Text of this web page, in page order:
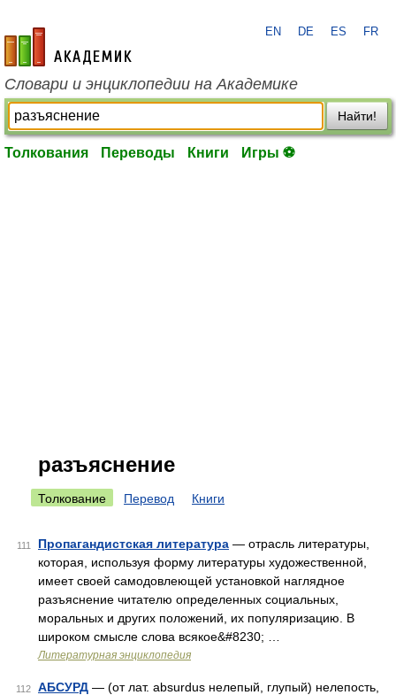
academic.ru
EN DE ES FR
Словари и энциклопедии на Академике
Найти!
Толкования Переводы Книги Игры ⚽
разъяснение
Толкование Перевод Книги
111 Пропагандистская литература — отрасль литературы,
которая, используя форму литературы художественной,
имеет своей самодовлеющей установкой наглядное
разъяснение читателю определенных социальных,
моральных и других положений, их популяризацию. В
широком смысле слова всякое&#8230; …
Литературная энциклопедия
112 АБСУРД — (от лат. absurdus нелепый, глупый) нелепость,